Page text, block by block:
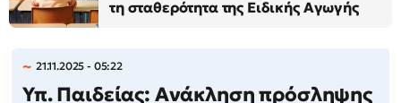
τη σταθερότητα της Ειδικής Αγωγής
21.11.2025 - 05:22
Υπ. Παιδείας: Ανάκληση πρόσληψης